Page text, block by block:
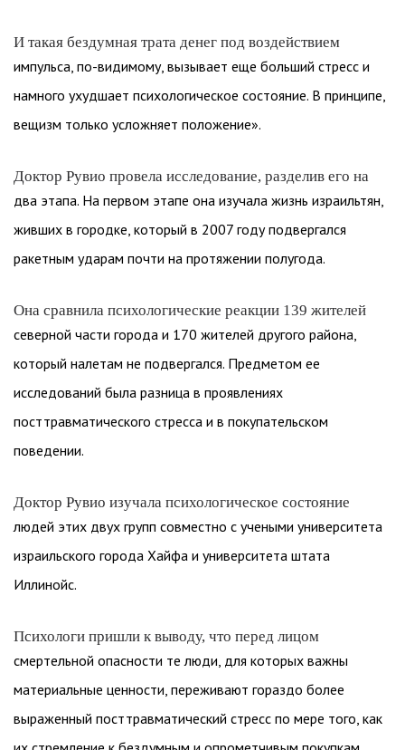
И такая бездумная трата денег под воздействием
импульса, по-видимому, вызывает еще больший стресс и
намного ухудшает психологическое состояние. В принципе,
вещизм только усложняет положение».
Доктор Рувио провела исследование, разделив его на
два этапа. На первом этапе она изучала жизнь израильтян,
живших в городке, который в 2007 году подвергался
ракетным ударам почти на протяжении полугода.
Она сравнила психологические реакции 139 жителей
северной части города и 170 жителей другого района,
который налетам не подвергался. Предметом ее
исследований была разница в проявлениях
посттравматического стресса и в покупательском
поведении.
Доктор Рувио изучала психологическое состояние
людей этих двух групп совместно с учеными университета
израильского города Хайфа и университета штата
Иллинойс.
Психологи пришли к выводу, что перед лицом
смертельной опасности те люди, для которых важны
материальные ценности, переживают гораздо более
выраженный посттравматический стресс по мере того, как